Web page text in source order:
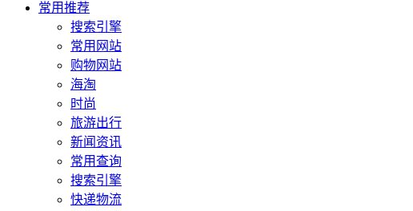
常用推荐
搜索引擎
常用网站
购物网站
海淘
时尚
旅游出行
新闻资讯
常用查询
搜索引擎
快递物流